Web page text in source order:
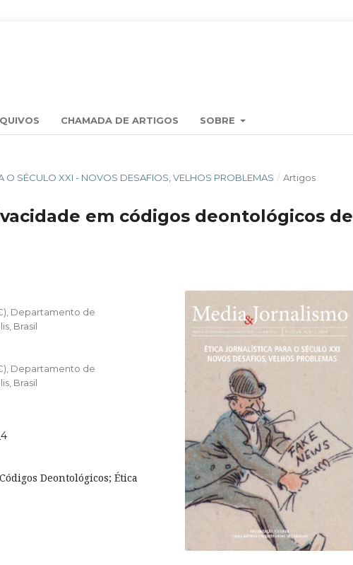
CHAMADA DE ARTIGOS SOBRE
O SÉCULO XXI - NOVOS DESAFIOS, VELHOS PROBLEMAS / Artigos
em códigos deontológicos de
Departamento de
Brasil
Departamento de
Brasil
Deontológicos; Ética